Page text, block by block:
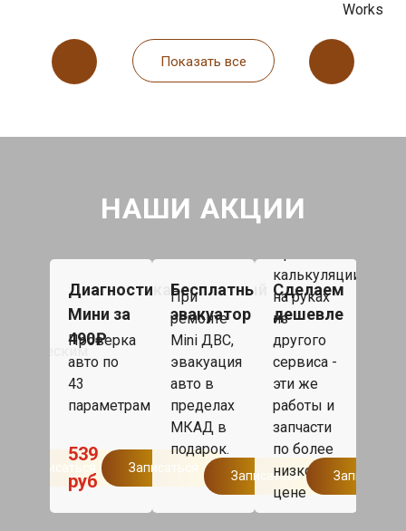
Works
Показать все
НАШИ АКЦИИ
Записаться
Диагностика
Мини за
490₽
Проверка
авто по
43
параметрам
539
руб
Записаться
Бесплатный
эвакуатор
При
ремонте
Mini ДВС,
эвакуация
авто в
пределах
МКАД в
подарок.
Записаться
Сделаем
дешевле
калькуляции
на руках
из
другого
сервиса -
эти же
работы и
запчасти
по более
низкой
цене
Записаться